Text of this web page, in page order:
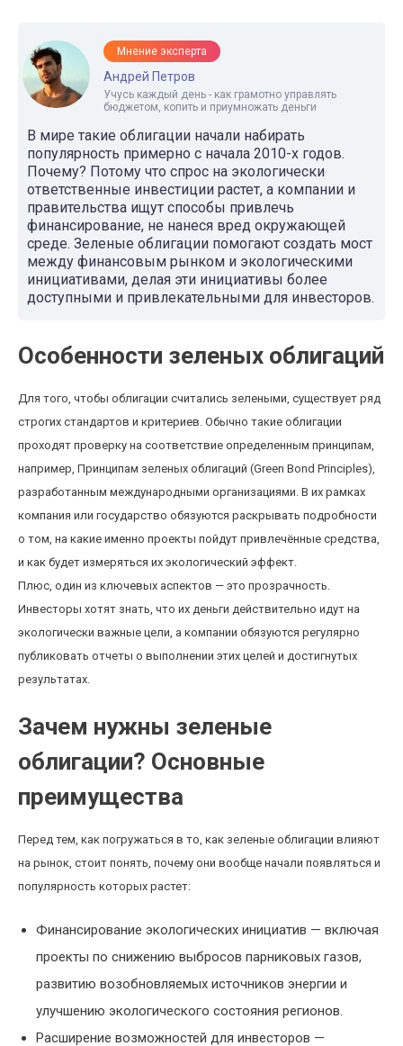
Мнение эксперта
Андрей Петров
Учусь каждый день - как грамотно управлять
бюджетом, копить и приумножать деньги
В мире такие облигации начали набирать
популярность примерно с начала 2010-х годов.
Почему? Потому что спрос на экологически
ответственные инвестиции растет, а компании и
правительства ищут способы привлечь
финансирование, не нанеся вред окружающей
среде. Зеленые облигации помогают создать мост
между финансовым рынком и экологическими
инициативами, делая эти инициативы более
доступными и привлекательными для инвесторов.
Особенности зеленых облигаций
Для того, чтобы облигации считались зелеными, существует ряд
строгих стандартов и критериев. Обычно такие облигации
проходят проверку на соответствие определенным принципам,
например, Принципам зеленых облигаций (Green Bond Principles),
разработанным международными организациями. В их рамках
компания или государство обязуются раскрывать подробности
о том, на какие именно проекты пойдут привлечённые средства,
и как будет измеряться их экологический эффект.
Плюс, один из ключевых аспектов — это прозрачность.
Инвесторы хотят знать, что их деньги действительно идут на
экологически важные цели, а компании обязуются регулярно
публиковать отчеты о выполнении этих целей и достигнутых
результатах.
Зачем нужны зеленые
облигации? Основные
преимущества
Перед тем, как погружаться в то, как зеленые облигации влияют
на рынок, стоит понять, почему они вообще начали появляться и
популярность которых растет:
Финансирование экологических инициатив — включая
проекты по снижению выбросов парниковых газов,
развитию возобновляемых источников энергии и
улучшению экологического состояния регионов.
Расширение возможностей для инвесторов —